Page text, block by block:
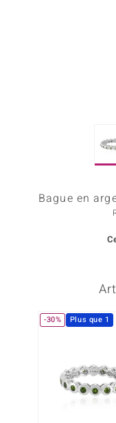
Bague en
-30% Plus que 1